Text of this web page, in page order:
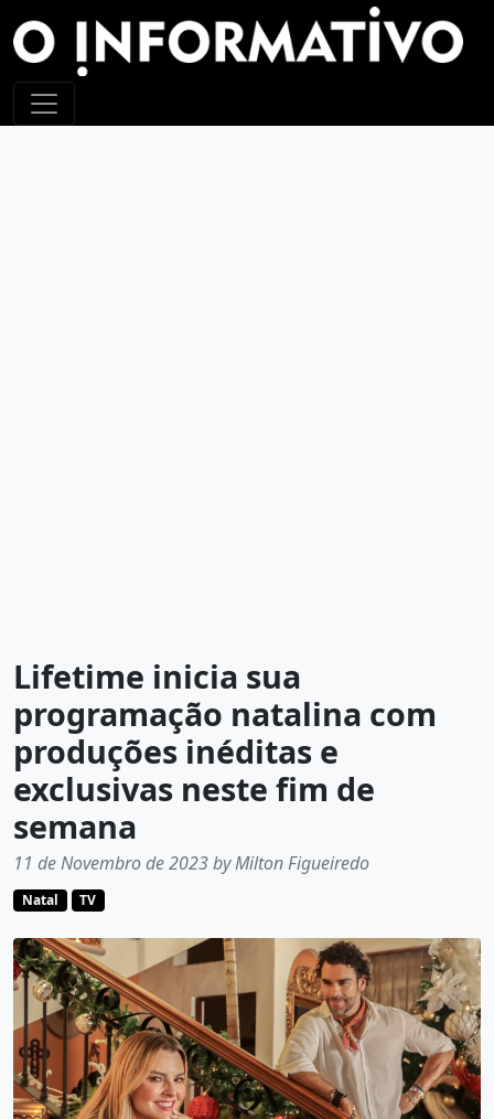
Lifetime inicia sua
programação natalina com
produções inéditas e
exclusivas neste fim de
semana
11 de Novembro de 2023 by Milton Figueiredo
Natal TV